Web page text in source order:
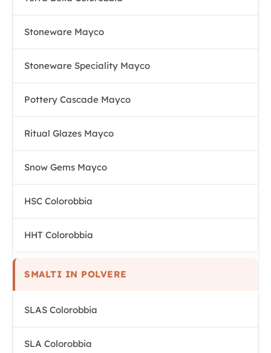
Stoneware Mayco
Stoneware Speciality Mayco
Pottery Cascade Mayco
Ritual Glazes Mayco
Snow Gems Mayco
HSC Colorobbia
HHT Colorobbia
SMALTI IN POLVERE
SLAS Colorobbia
SLA Colorobbia